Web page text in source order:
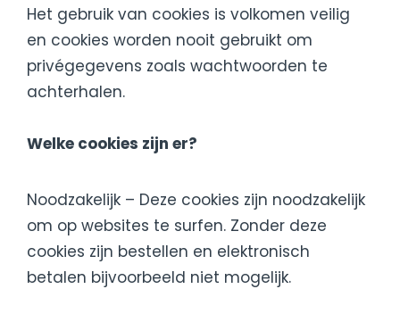
Het gebruik van cookies is volkomen veilig
en cookies worden nooit gebruikt om
privégegevens zoals wachtwoorden te
achterhalen.
Welke cookies zijn er?
Noodzakelijk – Deze cookies zijn noodzakelijk
om op websites te surfen. Zonder deze
cookies zijn bestellen en elektronisch
betalen bijvoorbeeld niet mogelijk.